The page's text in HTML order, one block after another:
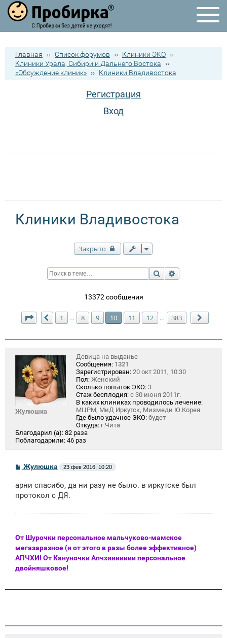
Главная ›› Список форумов ›› Клиники ЭКО ››
Клиники Урала, Сибири и Дальнего Востока
››
«Обсуждение клиник» ›› Клиники Владивостока
Регистрация
Вход
Клиники Владивостока
Закрыто
Поиск
13372 сообщения
Страница 10 из
Пред.
1 … 8 9 10 11 12 … 383
Жулюшка
Девица на выданье
Сообщения: 1321
Зарегистрирован: 20 окт 2011, 10:30
Пол: Женский
Сколько попыток ЭКО: 3
Стаж бесплодия: с 30 июня 2011г.
В каких клиниках проводилось лечение:
МЦРМ, МиД Иркутск, Мизмеди Ю.Корея
Где было удачное ЭКО: будет
Откуда: г.Чита
Благодарил (а): 82 раза
Поблагодарили: 46 раз
С
б
щ
е
Жулюшка 23 фев 2016, 10:20
арни спасибо, да ни разу не было. в иркутске был
протокол с ДЯ.
От Шурочки персональное мальчуково-мамское
мегазаразное (и от этого в разы более эффективное)
АПЧХИ! От Кануночки Апчхиииииии персональное
двойняшковое!